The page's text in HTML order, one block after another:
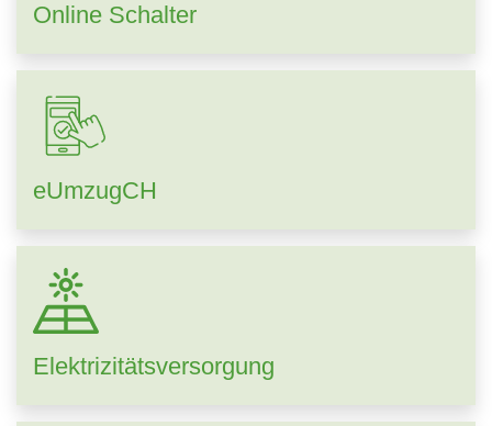
Online Schalter
eUmzugCH
Elektrizitätsversorgung